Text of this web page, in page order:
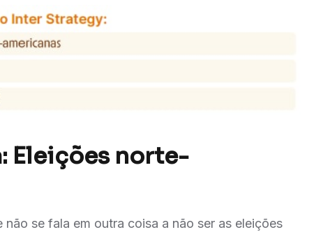
Eleições norte-
se fala em outra coisa a não ser as eleições